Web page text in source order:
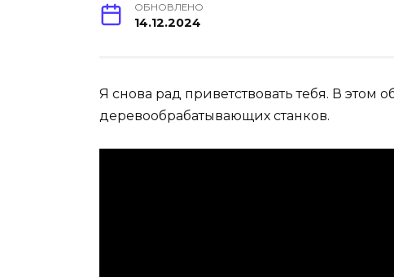
ОБНОВЛЕНО
14.12.2024
Я снова рад приветствовать тебя. В этом
деревообрабатывающих станков.